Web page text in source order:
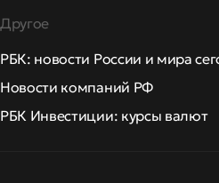
Другое
РБК: новости России и мира
Новости компаний РФ
РБК Инвестиции: курсы валют